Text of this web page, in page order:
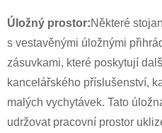
Úložný prostor:Některé
s vestavěnými úložnými
zásuvkami, které poskytují
kancelářského příslušenství,
malých vychytávek. Tato
udržovat pracovní prostor
VYBERTE SI SVOU